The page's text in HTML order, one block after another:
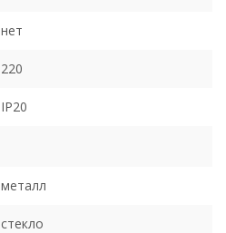
нет
220
IP20
металл
стекло